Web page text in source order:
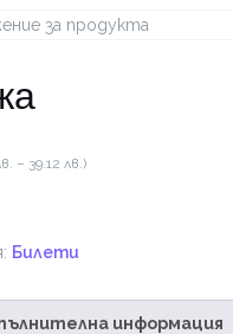
– 39.12 лв.)
Билети
информация